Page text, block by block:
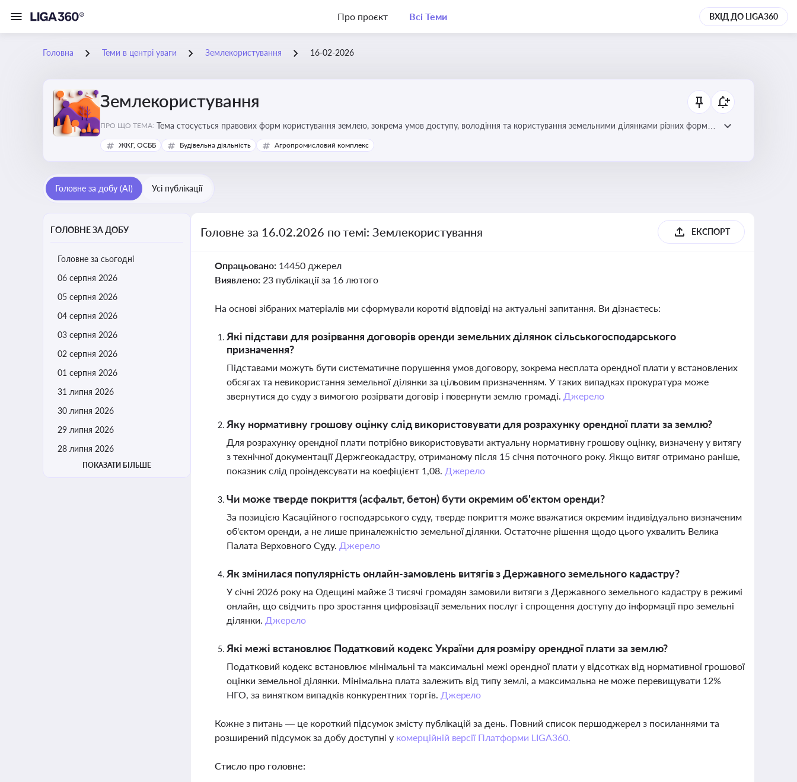
Про проєкт Всі Теми ВХІД ДО LIGA360
Головна Теми в центрі уваги Землекористування 16-02-2026
Землекористування
ПРО ЩО ТЕМА: Тема стосується правових форм користування землею, зокрема умов доступу, володіння та користування земельними ділянками різних форм
власності
ЖКГ, ОСББ Будівельна діяльність Агропромисловий комплекс
Головне за добу (AI) Усі публікації
ГОЛОВНЕ ЗА ДОБУ
Головне за сьогодні
06 серпня 2026
05 серпня 2026
04 серпня 2026
03 серпня 2026
02 серпня 2026
01 серпня 2026
31 липня 2026
30 липня 2026
29 липня 2026
28 липня 2026
ПОКАЗАТИ БІЛЬШЕ
Головне за 16.02.2026 по темі: Землекористування ЕКСПОРТ
Опрацьовано: 14450 джерел
Виявлено: 23 публікації за 16 лютого
На основі зібраних матеріалів ми сформували короткі відповіді на актуальні запитання. Ви дізнаєтесь:
Які підстави для розірвання договорів оренди земельних ділянок сільськогосподарського
призначення?
Підставами можуть бути систематичне порушення умов договору, зокрема несплата орендної плати у встановлених
обсягах та невикористання земельної ділянки за цільовим призначенням. У таких випадках прокуратура може
звернутися до суду з вимогою розірвати договір і повернути землю громаді. Джерело
Яку нормативну грошову оцінку слід використовувати для розрахунку орендної плати за землю?
Для розрахунку орендної плати потрібно використовувати актуальну нормативну грошову оцінку, визначену у витягу
з технічної документації Держгеокадастру, отриманому після 15 січня поточного року. Якщо витяг отримано раніше,
показник слід проіндексувати на коефіцієнт 1,08. Джерело
Чи може тверде покриття (асфальт, бетон) бути окремим об'єктом оренди?
За позицією Касаційного господарського суду, тверде покриття може вважатися окремим індивідуально визначеним
об'єктом оренди, а не лише приналежністю земельної ділянки. Остаточне рішення щодо цього ухвалить Велика
Палата Верховного Суду. Джерело
Як змінилася популярність онлайн-замовлень витягів з Державного земельного кадастру?
У січні 2026 року на Одещині майже 3 тисячі громадян замовили витяги з Державного земельного кадастру в режимі
онлайн, що свідчить про зростання цифровізації земельних послуг і спрощення доступу до інформації про земельні
ділянки. Джерело
Які межі встановлює Податковий кодекс України для розміру орендної плати за землю?
Податковий кодекс встановлює мінімальні та максимальні межі орендної плати у відсотках від нормативної грошової
оцінки земельної ділянки. Мінімальна плата залежить від типу землі, а максимальна не може перевищувати 12%
НГО, за винятком випадків конкурентних торгів. Джерело
Кожне з питань — це короткий підсумок змісту публікацій за день. Повний список першоджерел з посиланнями та
розширений підсумок за добу доступні у комерційній версії Платформи LIGA360.
Стисло про головне: